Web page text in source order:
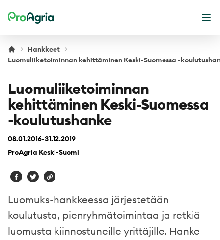
ProAgria
Hankkeet
Luomuliiketoiminnan kehittäminen Keski-Suomessa -
Luomuliiketoiminnan
kehittäminen Keski-Suomessa
-koulutushanke
08.01.2016-31.12.2019
ProAgria Keski-Suomi
Luomuks-hankkeessa järjestetään
koulutusta, pienryhmätoimintaa ja retkiä
luomusta kiinnostuneille yrittäjille. Hanke